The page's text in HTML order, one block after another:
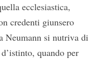
ecclesiastica,
credenti giunsero
Neumann si nutriva di
quando per